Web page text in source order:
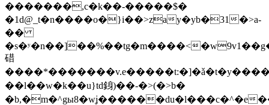
�������,c�k��-�����$�
�1d@_t�n����o�}i��>zay�yb�31�>a-
��
�s�ʸ�n��]��%��tg�m����<
碏
����*�������v.e�����t:�]�ǎ�t�y�
��l��w�k��u}td銵)��-�>(�>b�
�b,�m�^gы8�wʝ������du�l���c�^�e